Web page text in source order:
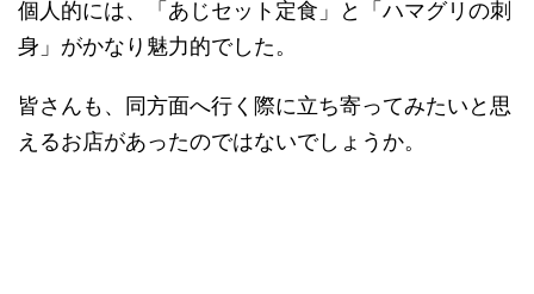
個人的には、「あじセット定食」と「ハマグリの刺
身」がかなり魅力的でした。
皆さんも、同方面へ行く際に立ち寄ってみたいと思
えるお店があったのではないでしょうか。